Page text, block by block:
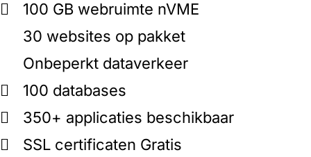
100 GB webruimte nVME
30 websites op pakket
Onbeperkt dataverkeer
100 databases
350+ applicaties beschikbaar
SSL certificaten Gratis